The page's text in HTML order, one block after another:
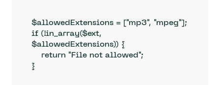
$allowedExtensions = ["mp3", "mpeg"];
if (!in_array($ext,
$allowedExtensions)) {
}